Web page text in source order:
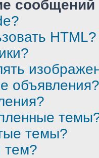
HTML?
объявления?
темы?
тем?